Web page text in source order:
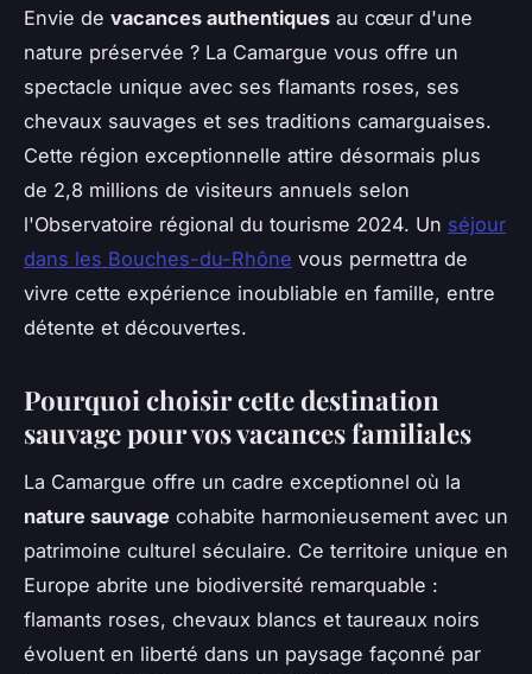
Envie de vacances authentiques au cœur d'une
nature préservée ? La Camargue vous offre un
spectacle unique avec ses flamants roses, ses
chevaux sauvages et ses traditions camarguaises.
Cette région exceptionnelle attire désormais plus
de 2,8 millions de visiteurs annuels selon
l'Observatoire régional du tourisme 2024. Un séjour
dans les Bouches-du-Rhône vous permettra de
vivre cette expérience inoubliable en famille, entre
détente et découvertes.
Pourquoi choisir cette destination
sauvage pour vos vacances familiales
La Camargue offre un cadre exceptionnel où la
nature sauvage cohabite harmonieusement avec un
patrimoine culturel séculaire. Ce territoire unique en
Europe abrite une biodiversité remarquable :
flamants roses, chevaux blancs et taureaux noirs
évoluent en liberté dans un paysage façonné par